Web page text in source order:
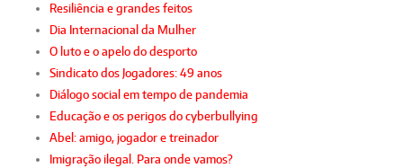
Resiliência e grandes feitos
Dia Internacional da Mulher
O luto e o apelo do desporto
Sindicato dos Jogadores: 49 anos
Diálogo social em tempo de pandemia
Educação e os perigos do cyberbullying
Abel: amigo, jogador e treinador
Imigração ilegal. Para onde vamos?